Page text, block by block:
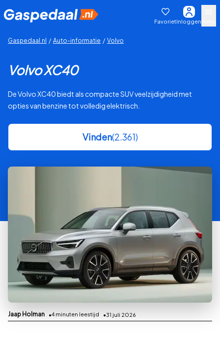
FavorietInloggen
Gaspedaal.nl / Auto-informatie / Volvo
Volvo XC40
De Volvo XC40 biedt als compacte SUV veelzijdigheid met
opties van benzine tot volledig elektrisch.
Vinden(2.361)
Jaap Holman 4 minuten leestijd 31 juli 2026